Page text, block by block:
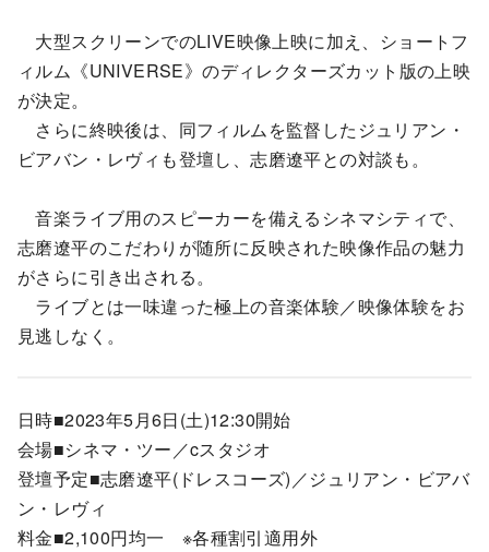
大型スクリーンでのLIVE映像上映に加え、ショートフ
ィルム《UNIVERSE》のディレクターズカット版の上映
が決定。
さらに終映後は、同フィルムを監督したジュリアン・
ビアバン・レヴィも登壇し、志磨遼平との対談も。
音楽ライブ用のスピーカーを備えるシネマシティで、
志磨遼平のこだわりが随所に反映された映像作品の魅力
がさらに引き出される。
ライブとは一味違った極上の音楽体験／映像体験をお
見逃しなく。
日時■2023年5月6日(土)12:30開始
会場■シネマ・ツー／cスタジオ
登壇予定■志磨遼平(ドレスコーズ)／ジュリアン・ビアバ
ン・レヴィ
料金■2,100円均一 ※各種割引適用外